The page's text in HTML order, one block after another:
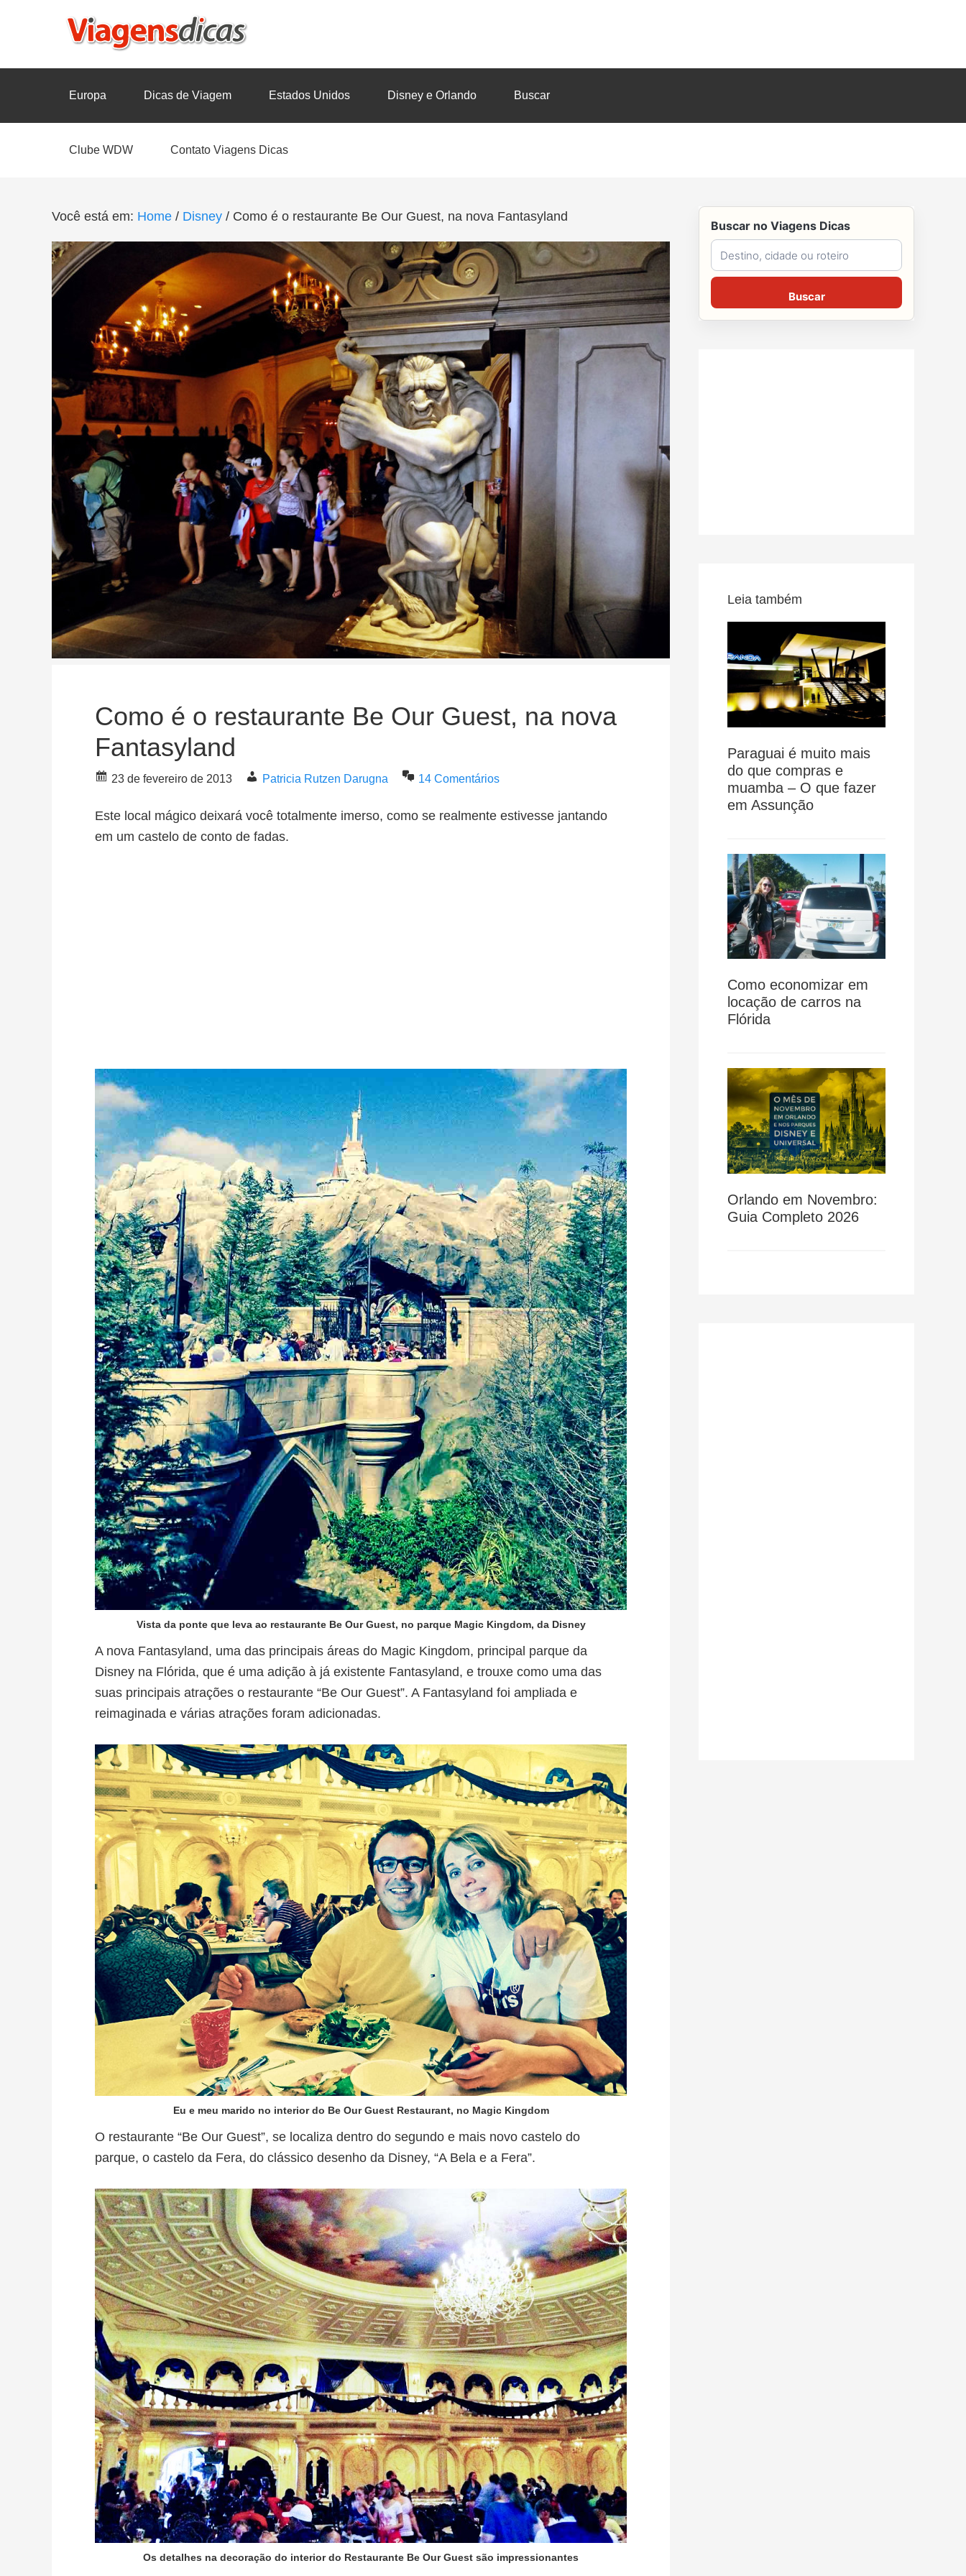
Europa Dicas de Viagem Estados Unidos Disney e Orlando Buscar
Clube WDW Contato Viagens Dicas
Você está em: Home / Disney / Como é o restaurante Be Our Guest, na nova Fantasyland
Como é o restaurante Be Our Guest, na nova
Fantasyland
23 de fevereiro de 2013 Patricia Rutzen Darugna 14 Comentários
Este local mágico deixará você totalmente imerso, como se realmente estivesse jantando
em um castelo de conto de fadas.
Vista da ponte que leva ao restaurante Be Our Guest, no parque Magic Kingdom, da Disney
A nova Fantasyland, uma das principais áreas do Magic Kingdom, principal parque da
Disney na Flórida, que é uma adição à já existente Fantasyland, e trouxe como uma das
suas principais atrações o restaurante “Be Our Guest”. A Fantasyland foi ampliada e
reimaginada e várias atrações foram adicionadas.
Eu e meu marido no interior do Be Our Guest Restaurant, no Magic Kingdom
O restaurante “Be Our Guest”, se localiza dentro do segundo e mais novo castelo do
parque, o castelo da Fera, do clássico desenho da Disney, “A Bela e a Fera”.
Os detalhes na decoração do interior do Restaurante Be Our Guest são impressionantes
Buscar no Viagens Dicas
Buscar no Viagens Dicas
Buscar
Leia também
Paraguai é muito mais
do que compras e
muamba – O que fazer
em Assunção
Como economizar em
locação de carros na
Flórida
Orlando em Novembro:
Guia Completo 2026